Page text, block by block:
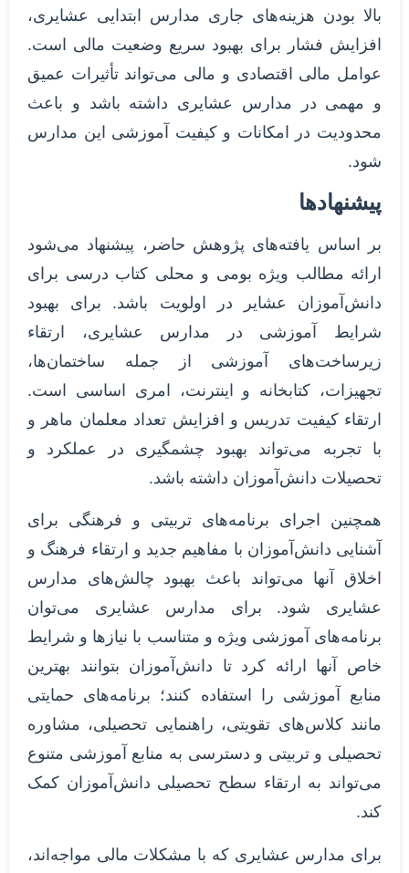
بالا بودن هزینه‌های جاری مدارس ابتدایی عشایری،
افزایش فشار برای بهبود سریع وضعیت مالی است.
عوامل مالی اقتصادی و مالی می‌تواند تأثیرات عمیق
و مهمی در مدارس عشایری داشته باشد و باعث
محدودیت در امکانات و کیفیت آموزشی این مدارس
شود.
پیشنهادها
بر اساس یافته‌های پژوهش حاضر، پیشنهاد می‌شود
ارائه مطالب ویژه بومی و محلی کتاب درسی برای
دانش‌آموزان عشایر در اولویت باشد. برای بهبود
شرایط آموزشی در مدارس عشایری، ارتقاء
زیرساخت‌های آموزشی از جمله ساختمان‌ها،
تجهیزات، کتابخانه و اینترنت، امری اساسی است.
ارتقاء کیفیت تدریس و افزایش تعداد معلمان ماهر و
با تجربه می‌تواند بهبود چشمگیری در عملکرد و
تحصیلات دانش‌آموزان داشته باشد.
همچنین اجرای برنامه‌های تربیتی و فرهنگی برای
آشنایی دانش‌آموزان با مفاهیم جدید و ارتقاء فرهنگ و
اخلاق آنها می‌تواند باعث بهبود چالش‌های مدارس
عشایری شود. برای مدارس عشایری می‌توان
برنامه‌های آموزشی ویژه و متناسب با نیازها و شرایط
خاص آنها ارائه کرد تا دانش‌آموزان بتوانند بهترین
منابع آموزشی را استفاده کنند؛ برنامه‌های حمایتی
مانند کلاس‌های تقویتی، راهنمایی تحصیلی، مشاوره
تحصیلی و تربیتی و دسترسی به منابع آموزشی متنوع
می‌تواند به ارتقاء سطح تحصیلی دانش‌آموزان کمک
کند.
برای مدارس عشایری که با مشکلات مالی مواجه‌اند،